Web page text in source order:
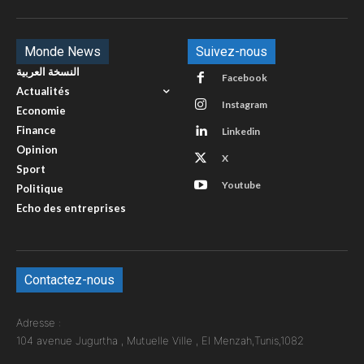
Monde News
النسخة العربية
Actualités
Economie
Finance
Opinion
Sport
Politique
Echo des entreprises
Suivez-nous
Facebook
Instagram
Linkedin
X
Youtube
Contactez-nous
Adresse :
104 avenue Jugurtha , Mutuelle Ville , El Menzah,Tunis,1082